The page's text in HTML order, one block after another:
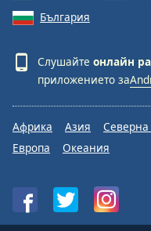
България
Слушайте онлайн
приложението за
Африка Азия
Европа
Океания